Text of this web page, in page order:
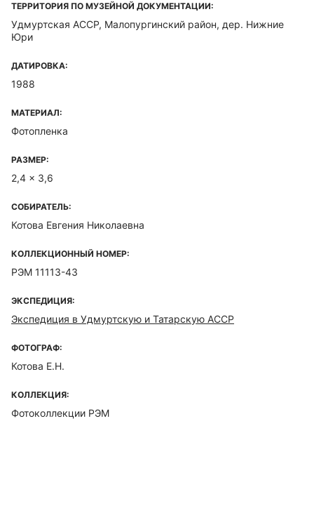
ТЕРРИТОРИЯ ПО МУЗЕЙНОЙ ДОКУМЕНТАЦИИ:
Удмуртская ACCP, Малопургинский район, дер. Нижние
Юри
ДАТИРОВКА:
1988
МАТЕРИАЛ:
Фотопленка
РАЗМЕР:
2,4 x 3,6
СОБИРАТЕЛЬ:
Котова Евгения Николаевна
КОЛЛЕКЦИОННЫЙ НОМЕР:
РЭМ 11113-43
ЭКСПЕДИЦИЯ:
Экспедиция в Удмуртскую и Татарскую АССР
ФОТОГРАФ:
Котова Е.Н.
КОЛЛЕКЦИЯ:
Фотоколлекции РЭМ